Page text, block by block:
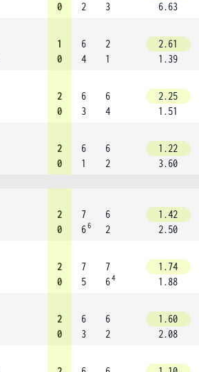
0
2
3
6.63
1
0
6
4
2
1
2.61
1.39
2
0
6
3
6
4
2.25
1.51
2
0
6
1
6
2
1.22
3.60
2
0
7
66
6
2
1.42
2.50
2
0
7
5
7
64
1.74
1.88
2
0
6
3
6
2
1.60
2.08